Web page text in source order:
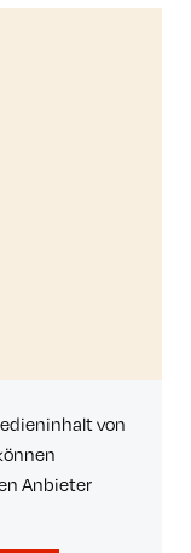
von
Anbieter